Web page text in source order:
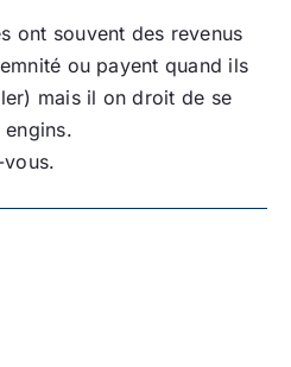
ont souvent des revenus
ou payent quand ils
mais il on droit de se
vous.